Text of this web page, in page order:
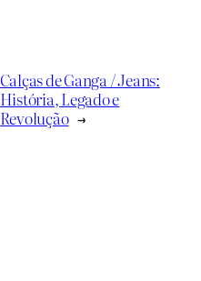
Calças de Ganga / Jeans:
História, Legado e
Revolução →